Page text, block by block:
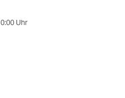
0:00 Uhr